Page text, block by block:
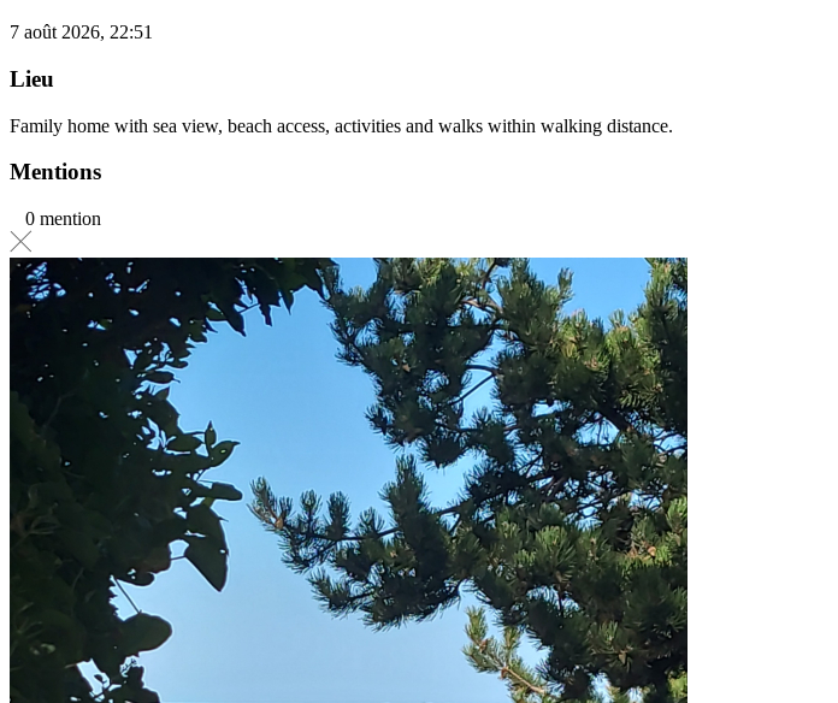
7 août 2026, 22:51
Lieu
Family home with sea view, beach access, activities and walks within walking distance.
Mentions
0 mention